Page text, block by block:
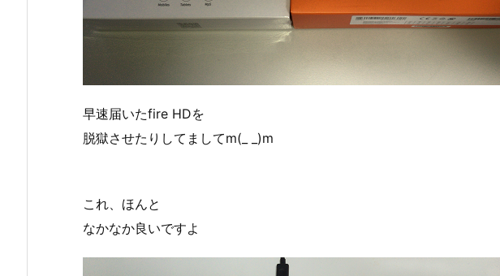
早速届いたfire HDを
脱獄させたりしてましてm(_ _)m
これ、ほんと
なかなか良いですよ